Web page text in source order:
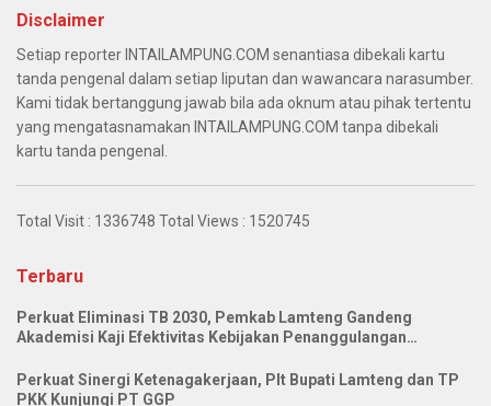
Disclaimer
Setiap reporter INTAILAMPUNG.COM senantiasa dibekali kartu
tanda pengenal dalam setiap liputan dan wawancara narasumber.
Kami tidak bertanggung jawab bila ada oknum atau pihak tertentu
yang mengatasnamakan INTAILAMPUNG.COM tanpa dibekali
kartu tanda pengenal.
Total Visit : 1336748 Total Views : 1520745
Terbaru
Perkuat Eliminasi TB 2030, Pemkab Lamteng Gandeng
Akademisi Kaji Efektivitas Kebijakan Penanggulangan
Perkuat Sinergi Ketenagakerjaan, Plt Bupati Lamteng dan TP
PKK Kunjungi PT GGP